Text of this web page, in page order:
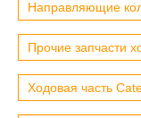
Направляющие
Прочие запчасти
Ходовая часть